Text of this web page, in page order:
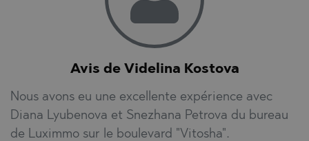
Avis de Videlina Kostova
Nous avons eu une excellente expérience avec
Diana Lyubenova et Snezhana Petrova du bureau
de Luximmo sur le boulevard "Vitosha".